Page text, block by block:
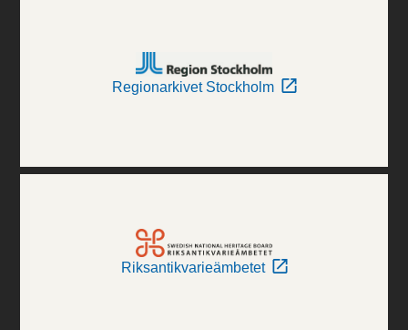
Regionarkivet Stockholm
Riksantikvarieämbetet